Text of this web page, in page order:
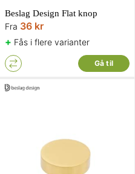
Beslag Design Flat knop
Fra 36 kr
+ Fås i flere varianter
Gå til